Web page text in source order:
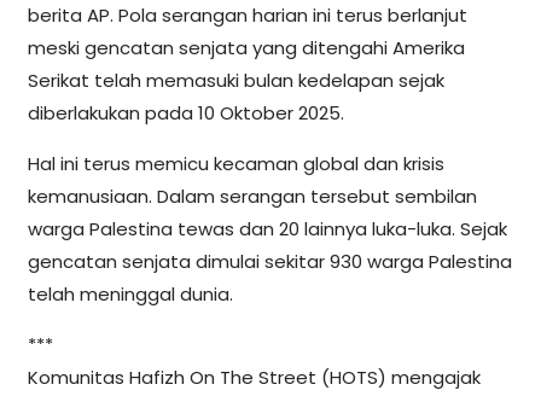
berita AP. Pola serangan harian ini terus berlanjut
meski gencatan senjata yang ditengahi Amerika
Serikat telah memasuki bulan kedelapan sejak
diberlakukan pada 10 Oktober 2025.
Hal ini terus memicu kecaman global dan krisis
kemanusiaan. Dalam serangan tersebut sembilan
warga Palestina tewas dan 20 lainnya luka-luka. Sejak
gencatan senjata dimulai sekitar 930 warga Palestina
telah meninggal dunia.
***
Komunitas Hafizh On The Street (HOTS) mengajak